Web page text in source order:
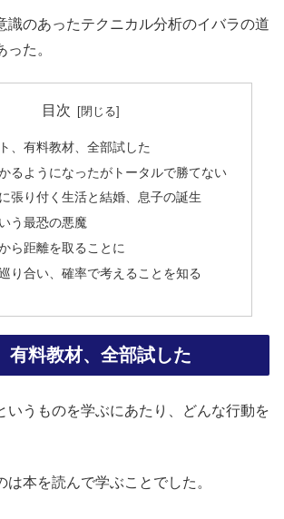
識のあったテクニカル分析のイバラの道
た。
目次
、有料教材、全部試した
るようになったがトータルで勝てない
張り付く生活と結婚、息子の誕生
う最恐の悪魔
ら距離を取ることに
り合い、確率で考えることを知る
有料教材、全部試した
いうものを学ぶにあたり、どんな行動を
は本を読んで学ぶことでした。